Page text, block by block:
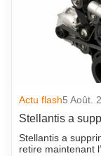
Actu flash5 Août.
Stellantis a
Stellantis a
retire maintenant